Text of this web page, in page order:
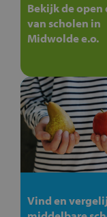
Bekijk de open
van scholen in
Midwolde e.o.
Vind en